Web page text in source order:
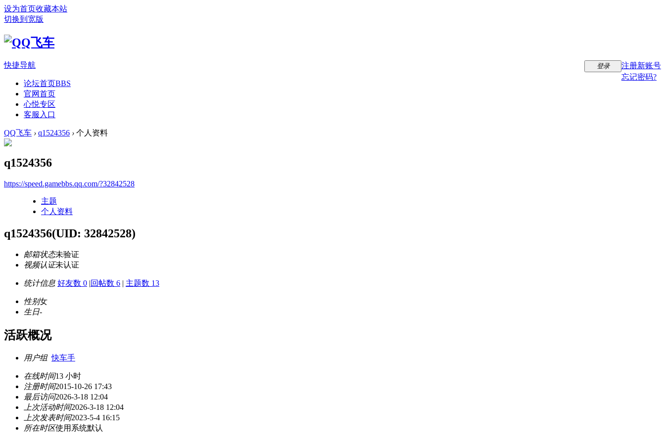
设为首页收藏本站
切换到宽版
登录
注册新账号
忘记密码?
快捷导航
论坛首页BBS
官网首页
心悦专区
客服入口
QQ飞车 › q1524356 › 个人资料
q1524356
https://speed.gamebbs.qq.com/?32842528
主题
个人资料
q1524356(UID: 32842528)
邮箱状态未验证
视频认证未认证
统计信息 好友数 0 |回帖数 6 | 主题数 13
性别女
生日-
活跃概况
用户组快车手
在线时间13 小时
注册时间2015-10-26 17:43
最后访问2026-3-18 12:04
上次活动时间2026-3-18 12:04
上次发表时间2023-5-4 16:15
所在时区使用系统默认